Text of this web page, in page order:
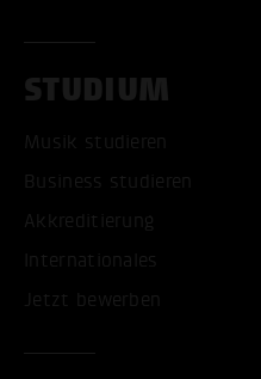
STUDIUM
Musik studieren
Business studieren
Akkreditierung
Internationales
Jetzt bewerben